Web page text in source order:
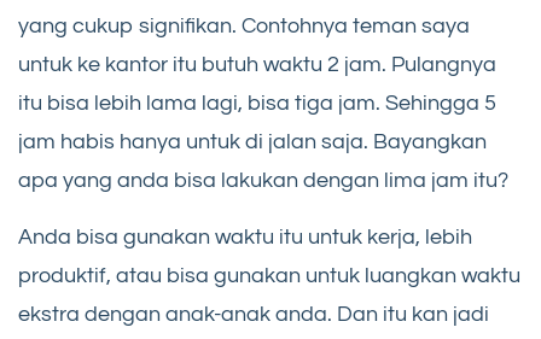
yang cukup signifikan. Contohnya teman saya
untuk ke kantor itu butuh waktu 2 jam. Pulangnya
itu bisa lebih lama lagi, bisa tiga jam. Sehingga 5
jam habis hanya untuk di jalan saja. Bayangkan
apa yang anda bisa lakukan dengan lima jam itu?
Anda bisa gunakan waktu itu untuk kerja, lebih
produktif, atau bisa gunakan untuk luangkan waktu
ekstra dengan anak-anak anda. Dan itu kan jadi